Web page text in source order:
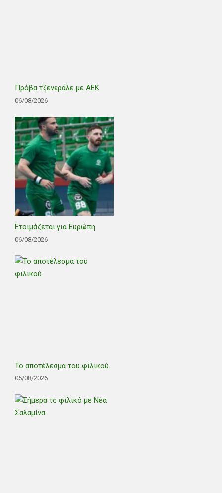
Πρόβα τζενεράλε με ΑΕΚ
06/08/2026
Ετοιμάζεται για Ευρώπη
06/08/2026
Το αποτέλεσμα του φιλικού
05/08/2026